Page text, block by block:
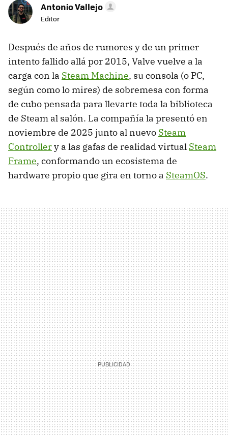
Antonio Vallejo
Editor
Después de años de rumores y de un primer
intento fallido allá por 2015, Valve vuelve a la
carga con la Steam Machine, su consola (o PC,
según como lo mires) de sobremesa con forma
de cubo pensada para llevarte toda la biblioteca
de Steam al salón. La compañía la presentó en
noviembre de 2025 junto al nuevo Steam
Controllery a las gafas de realidad virtual Steam
Frame, conformando un ecosistema de
hardware propio que gira en torno a SteamOS.